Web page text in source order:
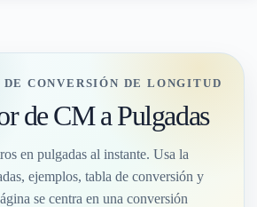
CONVERSIÓN DE LONGITUD
de CM a Pulgadas
en pulgadas al instante. Usa la
ejemplos, tabla de conversión y
se centra en una conversión